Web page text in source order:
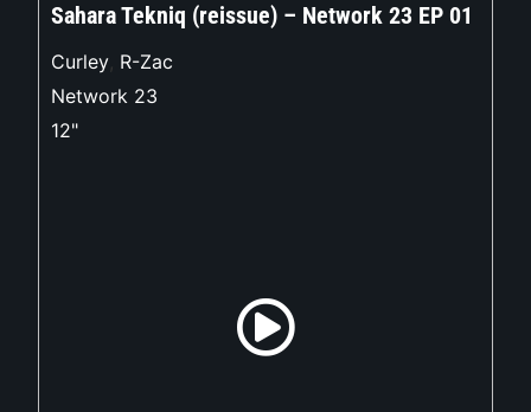
Sahara Tekniq (reissue) – Network 23 EP 01
Curley, R-Zac
Network 23
12"